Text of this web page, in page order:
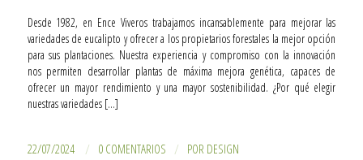
Desde 1982, en Ence Viveros trabajamos incansablemente para mejorar las
variedades de eucalipto y ofrecer a los propietarios forestales la mejor opción
para sus plantaciones. Nuestra experiencia y compromiso con la innovación
nos permiten desarrollar plantas de máxima mejora genética, capaces de
ofrecer un mayor rendimiento y una mayor sostenibilidad. ¿Por qué elegir
nuestras variedades […]
22/07/2024 / 0 COMENTARIOS / POR DESIGN